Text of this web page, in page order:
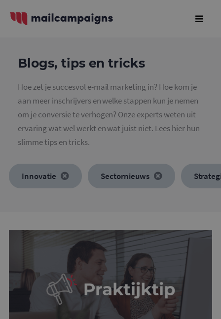
Blogs, tips en tricks
Hoe zet je succesvol e-mail marketing in? Hoe kom je
aan meer inschrijvers en welke stappen kun je nemen
om je conversie te verhogen? Onze experts weten uit
ervaring wat wel werkt en wat juist niet. Lees hier hun
slimme tips en tricks.
Innovatie Sectornieuws